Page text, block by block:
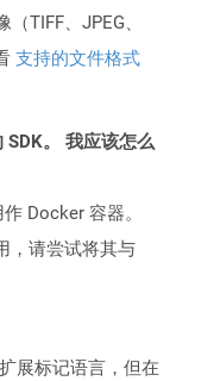
TIFF、JPEG、
支持的文件格式
SDK。 我应该怎么
Docker 容器。
，请尝试将其与
展标记语言，但在